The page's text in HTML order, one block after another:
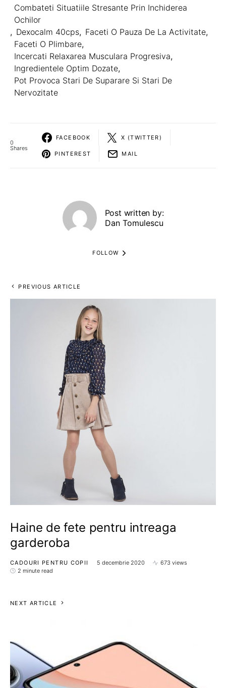
Combateti Situatiile Stresante Prin Inchiderea
Ochilor
, Dexocalm 40cps, Faceti O Pauza De La Activitate,
Faceti O Plimbare,
Incercati Relaxarea Musculara Progresiva,
Ingredientele Optim Dozate,
Pot Provoca Stari De Suparare Si Stari De
Nervozitate
0
Shares
FACEBOOK X (TWITTER)
PINTEREST MAIL
Post written by:
Dan Tomulescu
FOLLOW
PREVIOUS ARTICLE
Haine de fete pentru intreaga
garderoba
CADOURI PENTRU COPII 5 decembrie 2020
673 views
2 minute read
NEXT ARTICLE